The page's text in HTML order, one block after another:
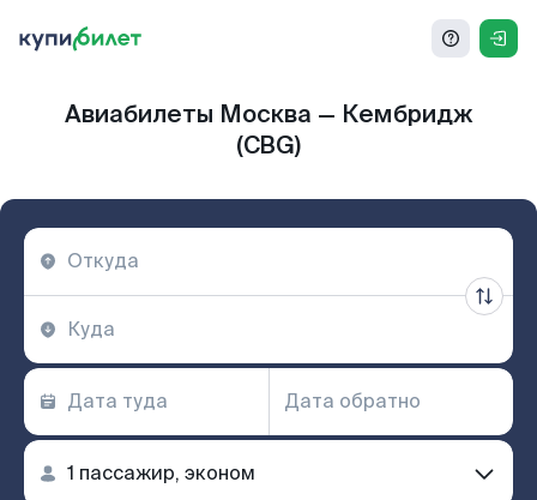
Авиабилеты Москва — Кембридж
(CBG)